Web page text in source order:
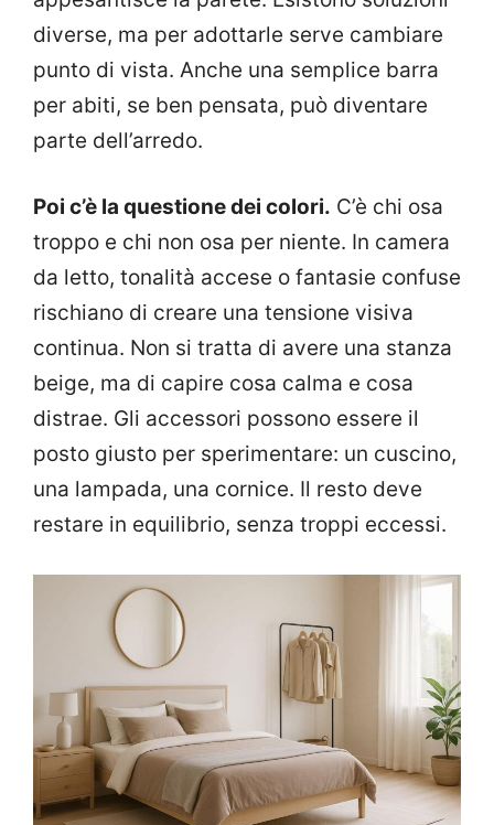
diverse, ma per adottarle serve cambiare
punto di vista. Anche una semplice barra
per abiti, se ben pensata, può diventare
parte dell’arredo.
Poi c’è la questione dei colori. C’è chi osa
troppo e chi non osa per niente. In camera
da letto, tonalità accese o fantasie confuse
rischiano di creare una tensione visiva
continua. Non si tratta di avere una stanza
beige, ma di capire cosa calma e cosa
distrae. Gli accessori possono essere il
posto giusto per sperimentare: un cuscino,
una lampada, una cornice. Il resto deve
restare in equilibrio, senza troppi eccessi.